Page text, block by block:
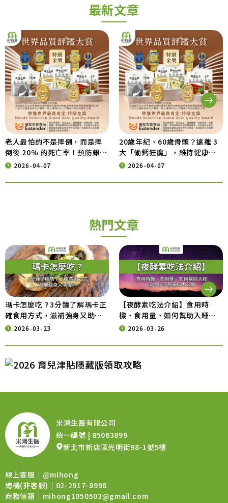
最新文章
老人最怕的不是摔倒，而是摔
倒後 20% 的死亡率！預防銀髮
族意外，從營養補給開始
2026-04-07
20歲年紀、60歲骨頭？遠離 3
大「偷鈣狂魔」，維持健康行
動力的營養秘訣
2026-04-07
熱門文章
瑪卡怎麼吃？3分鐘了解瑪卡正
確食用方式，滋補強身又助提
神 2026-03-23
【夜酵素吃法介紹】食用時
機、食用量、如何幫助入睡與
常見注意事項大公開
2026-03-26
線上客服｜ @mihong
總機(非客服)｜02-2917-8998
商務信箱｜ mihong1050503@gmail.com
米鴻生醫有限公司
統一編號 | 85063899
新北市新店區光明街98-1號5樓